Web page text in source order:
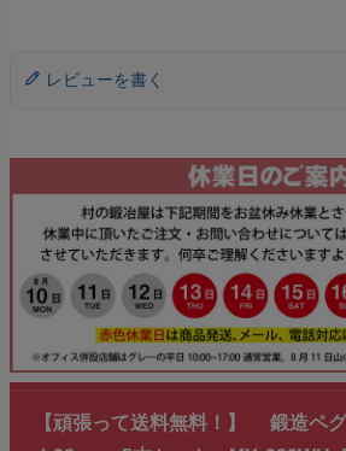
レビューを書く
【頑張って送料無料！】 鍛造ペ